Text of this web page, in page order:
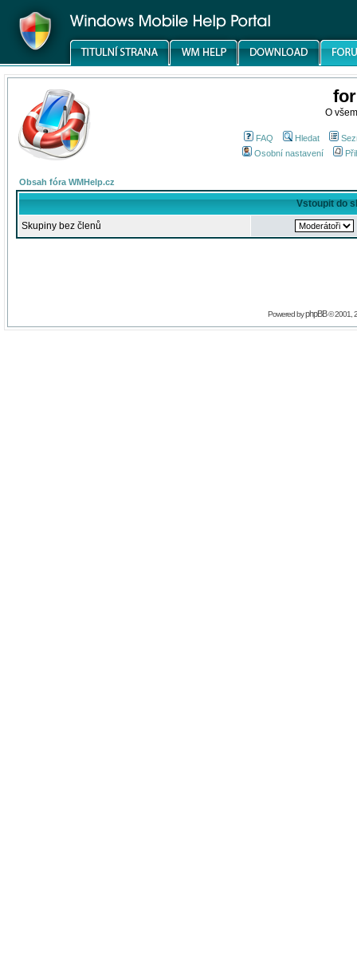
O
FAQ Hledat
Osobní nastavení
Obsah fóra WMHelp.cz
Vstoupit do
Skupiny bez členů
Powered byphpBB© 2001,